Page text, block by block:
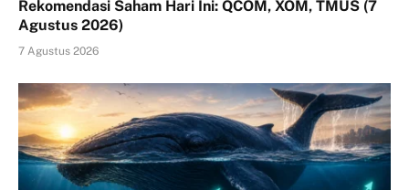
Rekomendasi Saham Hari Ini: QCOM, XOM, TMUS (7
Agustus 2026)
7 Agustus 2026